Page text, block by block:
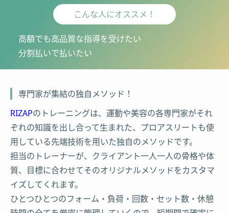
こんな人にオススメ！
高額でも高品質な指導を受けたい
分割払いで払いたい
専門家が集結の独自メソッド！
RIZAPのトレーニングは、運動や美容の各専門家がそれ
ぞれの知識を出し合って生まれた、プロアスリートも使
用している先端技術を用いた独自のメソッドです。
担当のトレーナーが、クライアント一人一人の骨格や体
質、目標に合わせてそのオリジナルメソッドをカスタマ
イズしてくれます。
ひとつひとつのフォーム・負荷・回数・セット数・休憩